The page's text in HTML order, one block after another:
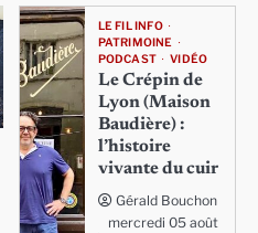
LE FIL INFO
PATRIMOINE
PODCAST
VIDÉO
Le Crépin de
Lyon (Maison
Baudière) :
l’histoire
vivante du cuir
Gérald Bouchon
mercredi 05 août